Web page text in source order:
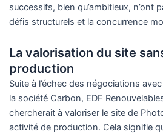
successifs, bien qu’ambitieux, n’ont
défis structurels et la concurrence
La valorisation du site
production
Suite à l’échec des négociations
la société Carbon, EDF
chercherait à valoriser le site de
activité de production. Cela signifie